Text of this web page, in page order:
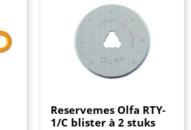
Reservemes Olfa RTY-
1/C blister à 2 stuks